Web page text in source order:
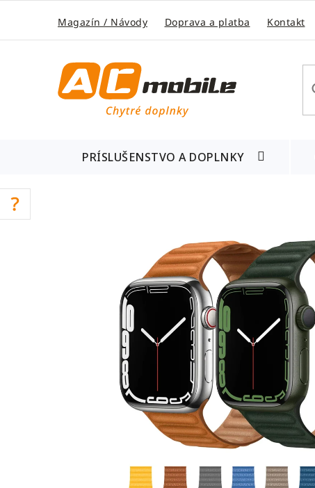
obsah
Magazín / Návody Doprava a platba Kontakt
PRÍSLUŠENSTVO A DOPLNKY